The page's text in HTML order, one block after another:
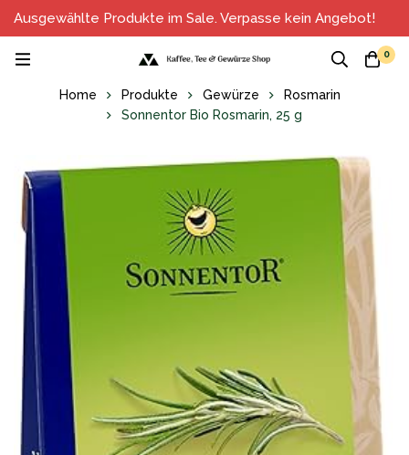
Ausgewählte Produkte im Sale. Verpasse kein Angebot!
0
Home Produkte Gewürze
Rosmarin
Sonnentor Bio Rosmarin, 25 g